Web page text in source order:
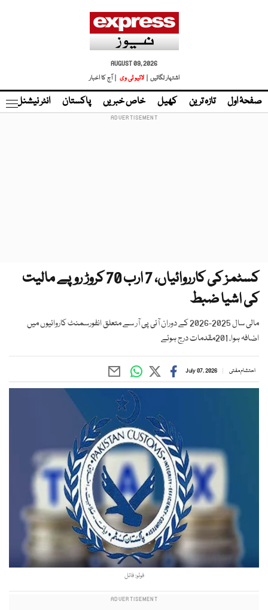
AUGUST 09, 2026
اشتہار لگائیں |
لائیو ٹی وی | آج کا اخبار
صفحۂ اول تازہ ترین کھیل خاص خبریں پاکستان انٹر نیشنل
کسٹمز کی کارروائیاں، 7 ارب 70 کروڑ روپے مالیت
کی اشیا ضبط
مالی سال 2025-2026 کے دوران آئی پی آر سے متعلق انفورسمنٹ کاروائیوں میں
اضافہ ہوا، 201مقدمات درج ہوئے
احتشام مفتی July 07, 2026
فوٹو: فائل